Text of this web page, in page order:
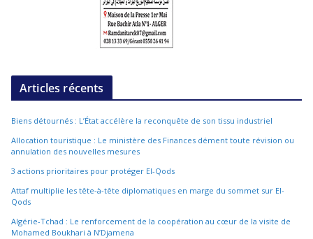
Articles récents
Biens détournés : L’État accélère la reconquête de son tissu industriel
Allocation touristique : Le ministère des Finances dément toute révision ou
annulation des nouvelles mesures
3 actions prioritaires pour protéger El-Qods
Attaf multiplie les tête-à-tête diplomatiques en marge du sommet sur El-
Qods
Algérie-Tchad : Le renforcement de la coopération au cœur de la visite de
Mohamed Boukhari à N’Djamena